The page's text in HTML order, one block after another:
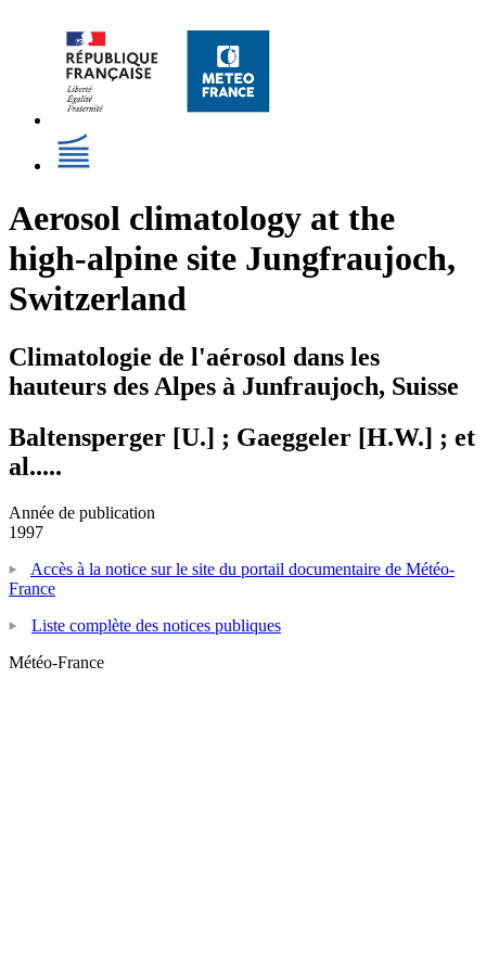
Aerosol climatology at the
high-alpine site Jungfraujoch,
Switzerland
Climatologie de l'aérosol dans les
hauteurs des Alpes à Junfraujoch, Suisse
Baltensperger [U.] ; Gaeggeler [H.W.] ; et
al.....
Année de publication
1997
Accès à la notice sur le site du portail documentaire de Météo-
France
Liste complète des notices publiques
Météo-France